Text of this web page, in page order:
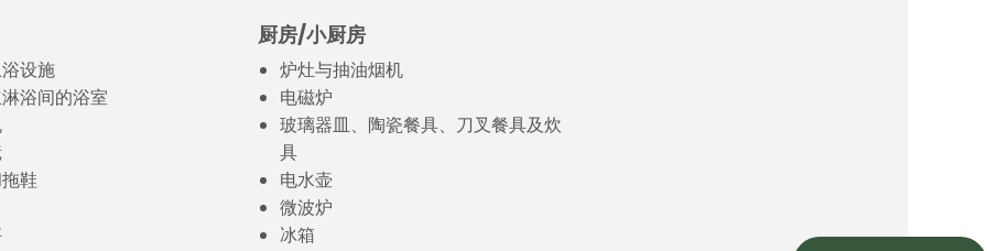
设施
浴间的浴室
鞋
厨房/小厨房
炉灶与抽油烟机
电磁炉
玻璃器皿、陶瓷餐具、刀叉餐具及炊
具
电水壶
微波炉
冰箱